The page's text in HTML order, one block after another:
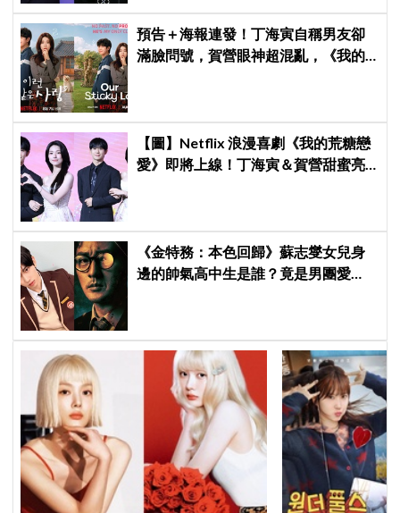
預告＋海報連發！丁海寅自稱男友卻
滿臉問號，賀營眼神超混亂，《我的
【圖】Netflix 浪漫喜劇《我的荒糖戀
愛》即將上線！丁海寅＆賀營甜蜜亮
《金特務：本色回歸》蘇志燮女兒身
邊的帥氣高中生是誰？竟是男團愛